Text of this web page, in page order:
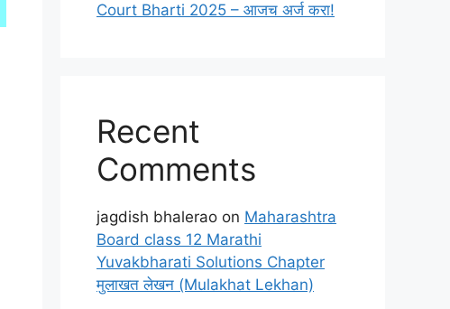
Court Bharti 2025 – आजच अर्ज करा!
Recent
Comments
jagdish bhalerao on Maharashtra
Board class 12 Marathi
Yuvakbharati Solutions Chapter
मुलाखत लेखन (Mulakhat Lekhan)